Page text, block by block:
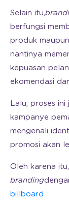
Selain itu,
berfungsi
produk
nantinya
kepuasan
ekomendasi
Lalu, proses
kampanye
mengenali
promosi akan
Oleh karena
branding
billboard